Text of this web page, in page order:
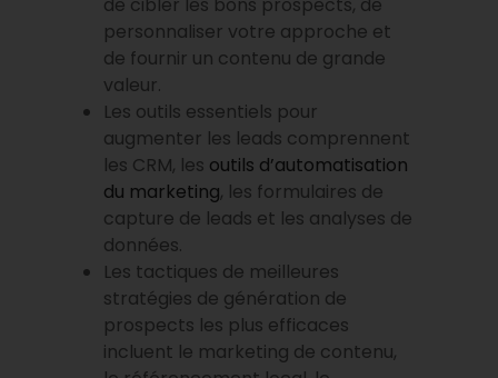
personnaliser votre approche et
de fournir un contenu de grande
valeur.
Les outils essentiels pour
augmenter les leads comprennent
les CRM, les outils d’automatisation
du marketing, les formulaires de
capture de leads et les analyses de
données.
Les tactiques de meilleures
stratégies de génération de
prospects les plus efficaces
incluent le marketing de contenu,